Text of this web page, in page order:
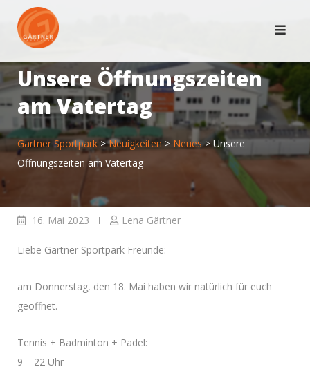
content
Unsere Öffnungszeiten
am Vatertag
Gärtner Sportpark>Neuigkeiten > Neues>Unsere
Öffnungszeiten am Vatertag
16. Mai 2023 Lena Gärtner
Liebe Gärtner Sportpark Freunde:
am Donnerstag, den 18. Mai haben wir natürlich für euch
geöffnet.
Tennis + Badminton + Padel:
9 – 22 Uhr